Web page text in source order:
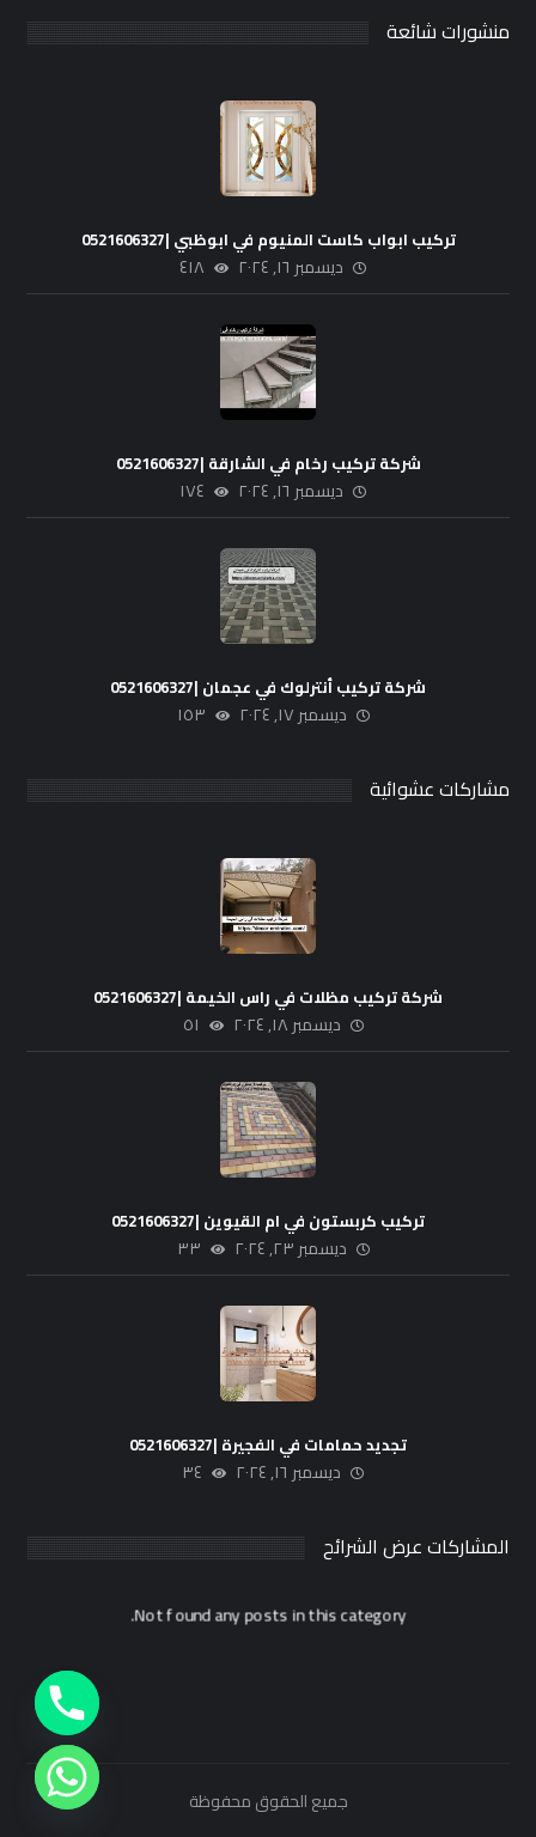
منشورات شائعة
تركيب ابواب كاست المنيوم في ابوظبي |0521606327
ديسمبر ١٦, ٢٠٢٤ ٤١٨
شركة تركيب رخام في الشارقة |0521606327
ديسمبر ١٦, ٢٠٢٤ ١٧٤
شركة تركيب أنترلوك في عجمان |0521606327
ديسمبر ١٧, ٢٠٢٤ ١٥٣
مشاركات عشوائية
شركة تركيب مظلات في راس الخيمة |0521606327
ديسمبر ١٨, ٢٠٢٤ ٥١
تركيب كربستون في ام القيوين |0521606327
ديسمبر ٢٣, ٢٠٢٤ ٣٣
تجديد حمامات في الفجيرة |0521606327
ديسمبر ١٦, ٢٠٢٤ ٣٤
المشاركات عرض الشرائح
Not found any posts in this category.
جميع الحقوق محفوظة